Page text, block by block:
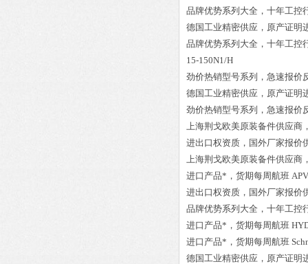
品牌优势系列大全，十年工控
德国工业精密供应，原产证明
品牌优势系列大全，十年工控
15-150N1/H
劲价热销型号系列，急速报价
德国工业精密供应，原产证明
劲价热销型号系列，急速报价
上海荆戈欧美原装备件供应商
进出口权资质，国外厂家报价
上海荆戈欧美原装备件供应商
进口产品*，货期每周航班
进出口权资质，国外厂家报价
品牌优势系列大全，十年工控
进口产品*，货期每周航班
进口产品*，货期每周航班
德国工业精密供应，原产证明